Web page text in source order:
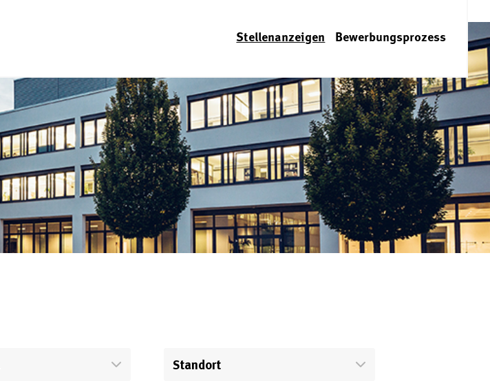
Stellenanzeigen Bewerbungsprozess
Standort